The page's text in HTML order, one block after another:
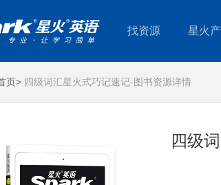
找资源 星火
页> 四级词汇星火式巧记速记-图书资源详情
四级